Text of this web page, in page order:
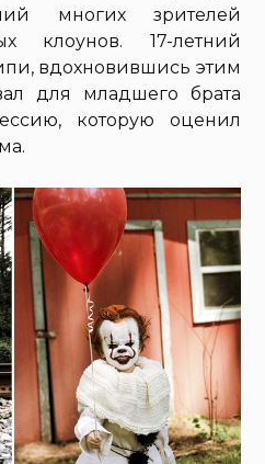
многих зрителей
клоунов. 17-летний
вдохновившись этим
для младшего брата
которую оценил